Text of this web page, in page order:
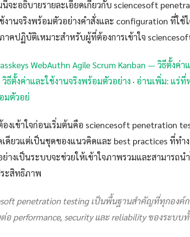
จะอธิบายรายละเอียดเกี่ยวกับ sciencesoft
งานจริงพร้อมตัวอย่างคำสั่งและ configuration ที่ใ
คปฏิบัติเหมาะสำหรับผู้ที่ต้องการเข้าใจ
WebAuthn Agile Scrum Kanban — วิธีตั้งค่า
ธีตั้งค่าและใช้งานจริงพร้อมตัวอย่าง · อ่านเพิ่ม: แร่ที่
มตัวอย่
งเข้าใจก่อนเริ่มต้นคือ sciencesoft penetration
ดียวแต่เป็นชุดของแนวคิดและ best practices ที่ท
ย่างเป็นระบบจะช่วยให้เข้าใจภาพรวมและสามารถ
ะสิทธิภาพ
penetration testing เป็นพื้นฐานสำคัญที่ทุกองค์
ต่อ performance, security และ reliability ของระบบ